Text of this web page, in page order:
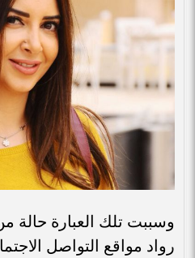
وسببت تلك العبارة حالة
رواد مواقع التواصل